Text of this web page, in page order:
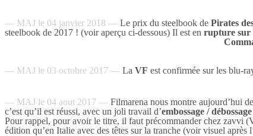
— MAJ le 04 janvier 2018 — Le prix du steelbook de Pirates
steelbook de 2017 ! (voir aperçu ci-dessous) Il est en rupture sur
— MAJ le 03 octobre 2017 — La VF est confirmée sur les blu-
— MAJ le 04 aout 2017 — Filmarena nous montre aujourd’hui
c’est qu’il est réussi, avec un joli travail d’embossage / débossage
Pour rappel, pour avoir le titre, il faut précommander chez zavvi
édition qu’en Italie avec des têtes sur la tranche (voir visuel après